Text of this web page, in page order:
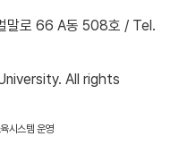
말로 66 A동 508호 / Tel.
All rights
시스템 운영